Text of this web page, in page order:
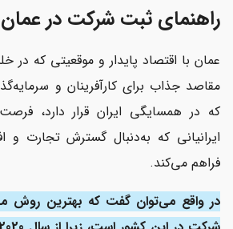
انواع ثبت شرکت در عمان
مزایا و معایب ثبت شرکت در عمان
مدارک مورد نیاز برای ثبت شرکت در عمان
اقامت عمان با ثبت شرکت
مشاغل پیشنهادی برای تاسیس شرکت در عمان
راهنمای ثبت شرکت در عمان
عمان با اقتصاد پایدار و موقعیتی که در
مقاصد جذاب برای کارآفرینان و
که در همسایگی ایران قرار دارد،
ایرانیانی که به‌دنبال گسترش تجارت و
فراهم می‌کند.
در واقع می‌توان گفت که بهترین روش